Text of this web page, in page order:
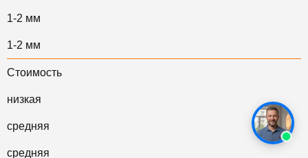
1-2 мм
1-2 мм
Стоимость
низкая
средняя
средняя